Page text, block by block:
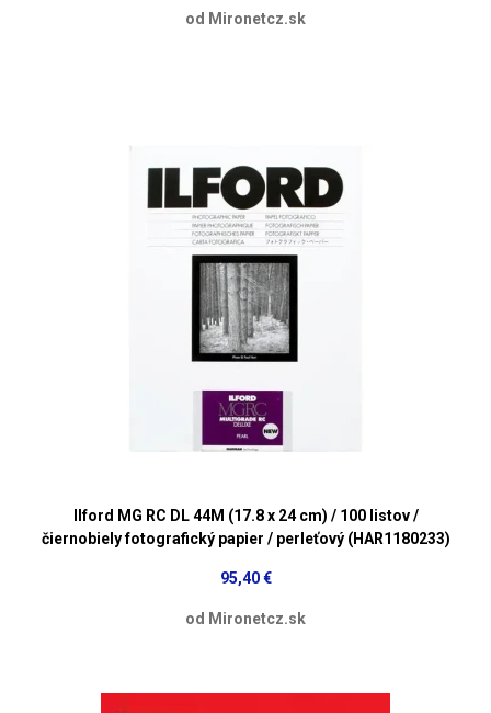
od Mironetcz.sk
Ilford MG RC DL 44M (17.8 x 24 cm) / 100 listov /
čiernobiely fotografický papier / perleťový (HAR1180233)
95,40 €
od Mironetcz.sk